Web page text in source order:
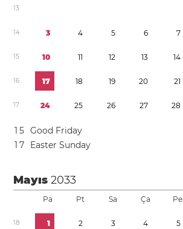
13
14 3 4 5 6 7
15 10 11 12 13 14
16 17 18 19 20 21
17 24 25 26 27 28
1 5 Good Friday
1 7 Easter Sunday
Mayıs2033
Pa Pt Sa Ça Pe
18 1 2 3 4 5